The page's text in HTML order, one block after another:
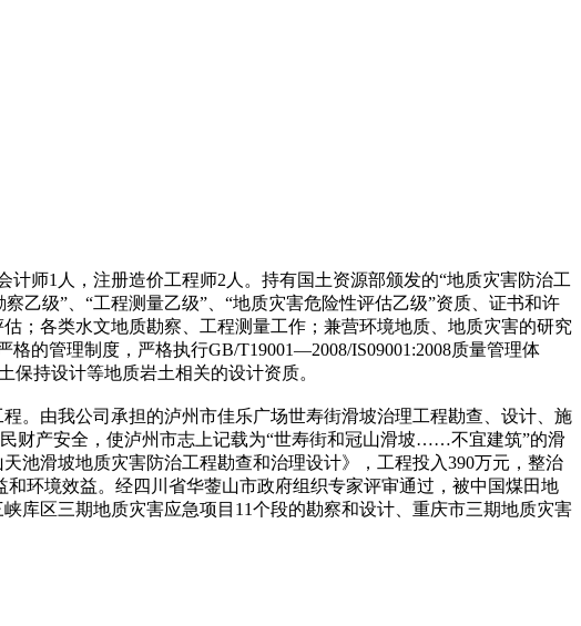
师1人，注册造价工程师2人。持有国土资源部颁发的“地质灾害防治工
乙级”、“工程测量乙级”、“地质灾害危险性评估乙级”资质、证书和许
；各类水文地质勘察、工程测量工作；兼营环境地质、地质灾害的研究
的管理制度，严格执行GB/T19001—2008/IS09001:2008质量管理体
保持设计等地质岩土相关的设计资质。
。由我公司承担的泸州市佳乐广场世寿街滑坡治理工程勘查、设计、施
财产安全，使泸州市志上记载为“世寿街和冠山滑坡……不宜建筑”的滑
池滑坡地质灾害防治工程勘查和治理设计》，工程投入390万元，整治
环境效益。经四川省华蓥山市政府组织专家评审通过，被中国煤田地
库区三期地质灾害应急项目11个段的勘察和设计、重庆市三期地质灾害